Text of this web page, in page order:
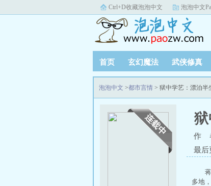
Ctrl+D收藏泡泡中文 泡泡中文
首页 玄幻魔法 武侠修真
泡泡中文 >都市言情 > 狱中学艺：漂泊半
作
最后
多地